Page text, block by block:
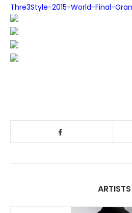
Thre3Style-2015-World-Final-
ARTISTS